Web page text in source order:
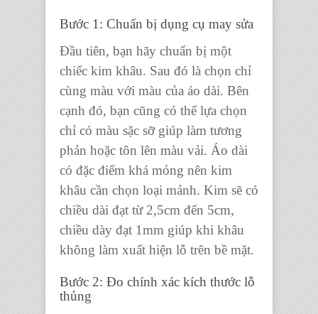
Bước 1: Chuẩn bị dụng cụ may sửa
Đầu tiên, bạn hãy chuẩn bị một
chiếc kim khâu. Sau đó là chọn chỉ
cùng màu với màu của áo dài. Bên
cạnh đó, bạn cũng có thể lựa chọn
chỉ có màu sặc sỡ giúp làm tương
phản hoặc tôn lên màu vải. Áo dài
có đặc điểm khá mỏng nên kim
khâu cần chọn loại mảnh. Kim sẽ có
chiều dài đạt từ 2,5cm đến 5cm,
chiều dày đạt 1mm giúp khi khâu
không làm xuất hiện lỗ trên bề mặt.
Bước 2: Đo chính xác kích thước lỗ
thủng